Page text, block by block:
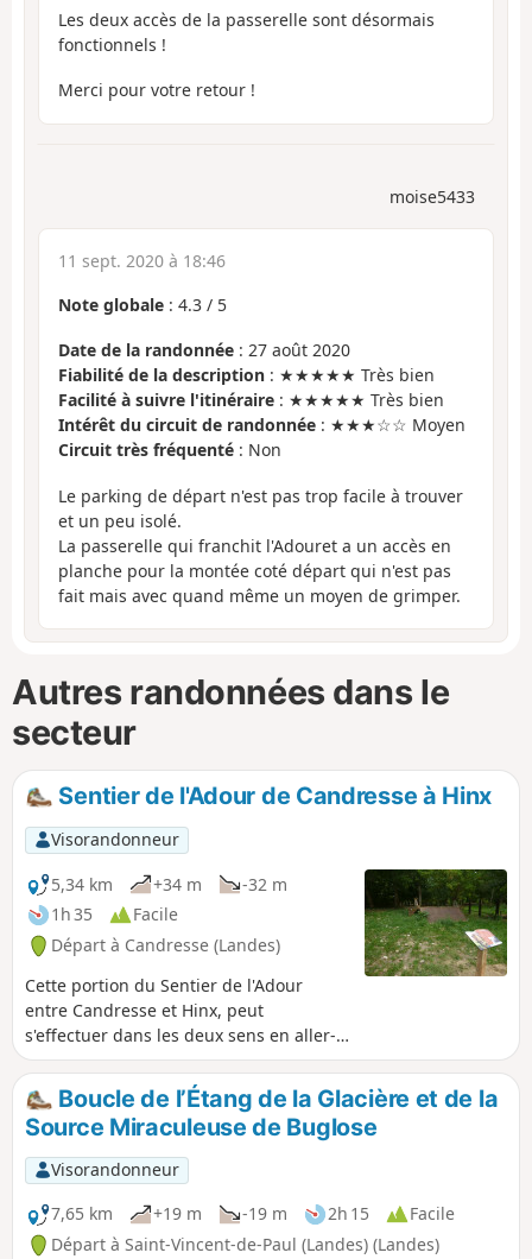
Les deux accès de la passerelle sont désormais
fonctionnels !
Merci pour votre retour !
moise5433
11 sept. 2020 à 18:46
Note globale : 4.3 / 5
Date de la randonnée : 27 août 2020
Fiabilité de la description : ★★★★★ Très bien
Facilité à suivre l'itinéraire : ★★★★★ Très bien
Intérêt du circuit de randonnée : ★★★☆☆ Moyen
Circuit très fréquenté : Non
Le parking de départ n'est pas trop facile à trouver
et un peu isolé.
La passerelle qui franchit l'Adouret a un accès en
planche pour la montée coté départ qui n'est pas
fait mais avec quand même un moyen de grimper.
Autres randonnées dans le
secteur
Sentier de l'Adour de Candresse à Hinx
Visorandonneur
5,34 km
+34 m
-32 m
1h 35
Facile
Départ à Candresse (Landes)
Cette portion du Sentier de l'Adour
entre Candresse et Hinx, peut
s'effectuer dans les deux sens en aller-
retour ou en aller simple. Dans ce cas, il
est nécessaire de s'organiser à deux
véhicules.
Boucle de l’Étang de la Glacière et de la
Source Miraculeuse de Buglose
Visorandonneur
7,65 km
+19 m -19 m 2h 15
Facile
Départ à Saint-Vincent-de-Paul (Landes) (Landes)